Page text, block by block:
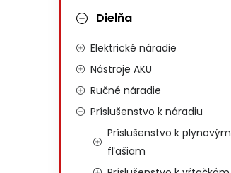
Dielňa
Elektrické náradie
Nástroje AKU
Ručné náradie
Príslušenstvo k náradiu
Príslušenstvo k plynovým
fľašiam